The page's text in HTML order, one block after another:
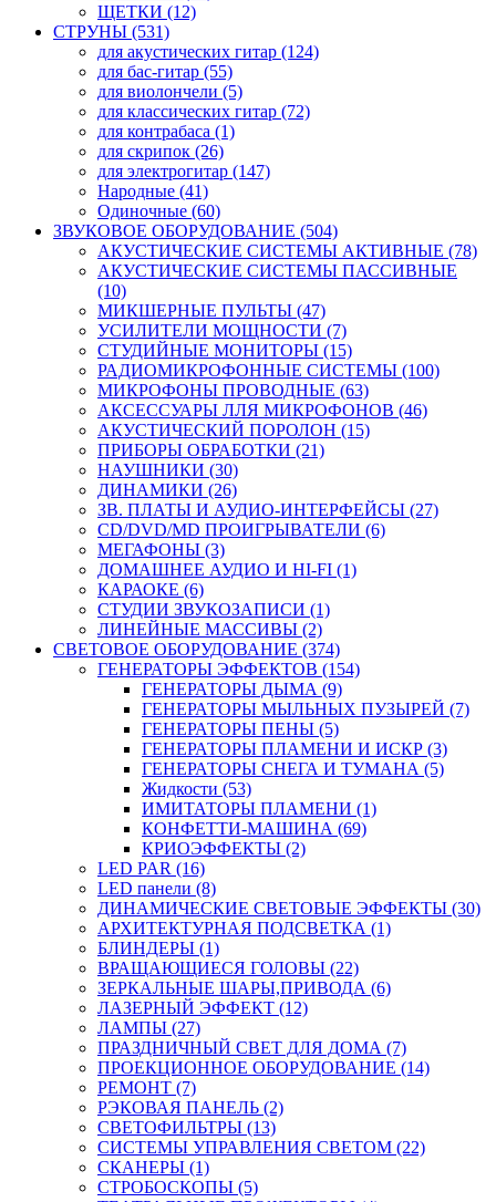
ЩЕТКИ (12)
СТРУНЫ (531)
для акустических гитар (124)
для бас-гитар (55)
для виолончели (5)
для классических гитар (72)
для контрабаса (1)
для скрипок (26)
для электрогитар (147)
Народные (41)
Одиночные (60)
ЗВУКОВОЕ ОБОРУДОВАНИЕ (504)
АКУСТИЧЕСКИЕ СИСТЕМЫ АКТИВНЫЕ (78)
АКУСТИЧЕСКИЕ СИСТЕМЫ ПАССИВНЫЕ
(10)
МИКШЕРНЫЕ ПУЛЬТЫ (47)
УСИЛИТЕЛИ МОЩНОСТИ (7)
СТУДИЙНЫЕ МОНИТОРЫ (15)
РАДИОМИКРОФОННЫЕ СИСТЕМЫ (100)
МИКРОФОНЫ ПРОВОДНЫЕ (63)
АКСЕССУАРЫ ЛЛЯ МИКРОФОНОВ (46)
АКУСТИЧЕСКИЙ ПОРОЛОН (15)
ПРИБОРЫ ОБРАБОТКИ (21)
НАУШНИКИ (30)
ДИНАМИКИ (26)
ЗВ. ПЛАТЫ И АУДИО-ИНТЕРФЕЙСЫ (27)
CD/DVD/MD ПРОИГРЫВАТЕЛИ (6)
МЕГАФОНЫ (3)
ДОМАШНЕЕ АУДИО И HI-FI (1)
КАРАОКЕ (6)
СТУДИИ ЗВУКОЗАПИСИ (1)
ЛИНЕЙНЫЕ МАССИВЫ (2)
СВЕТОВОЕ ОБОРУДОВАНИЕ (374)
ГЕНЕРАТОРЫ ЭФФЕКТОВ (154)
ГЕНЕРАТОРЫ ДЫМА (9)
ГЕНЕРАТОРЫ МЫЛЬНЫХ ПУЗЫРЕЙ (7)
ГЕНЕРАТОРЫ ПЕНЫ (5)
ГЕНЕРАТОРЫ ПЛАМЕНИ И ИСКР (3)
ГЕНЕРАТОРЫ СНЕГА И ТУМАНА (5)
Жидкости (53)
ИМИТАТОРЫ ПЛАМЕНИ (1)
КОНФЕТТИ-МАШИНА (69)
КРИОЭФФЕКТЫ (2)
LED PAR (16)
LED панели (8)
ДИНАМИЧЕСКИЕ СВЕТОВЫЕ ЭФФЕКТЫ (30)
АРХИТЕКТУРНАЯ ПОДСВЕТКА (1)
БЛИНДЕРЫ (1)
ВРАЩАЮЩИЕСЯ ГОЛОВЫ (22)
ЗЕРКАЛЬНЫЕ ШАРЫ,ПРИВОДА (6)
ЛАЗЕРНЫЙ ЭФФЕКТ (12)
ЛАМПЫ (27)
ПРАЗДНИЧНЫЙ СВЕТ ДЛЯ ДОМА (7)
ПРОЕКЦИОННОЕ ОБОРУДОВАНИЕ (14)
РЕМОНТ (7)
РЭКОВАЯ ПАНЕЛЬ (2)
СВЕТОФИЛЬТРЫ (13)
СИСТЕМЫ УПРАВЛЕНИЯ СВЕТОМ (22)
СКАНЕРЫ (1)
СТРОБОСКОПЫ (5)